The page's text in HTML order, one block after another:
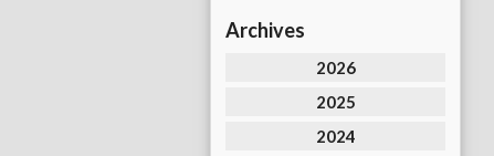
Archives
2026
2025
2024